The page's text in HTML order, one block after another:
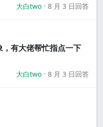
大白two 8 月 3 日回答
有大佬帮忙指点一下
大白two 8 月 3 日回答